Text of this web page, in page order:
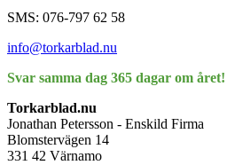
SMS: 076-797 62 58
info@torkarblad.nu
Svar samma dag 365 dagar om året!
Torkarblad.nu
Jonathan Petersson - Enskild Firma
Blomstervägen 14
331 42 Värnamo